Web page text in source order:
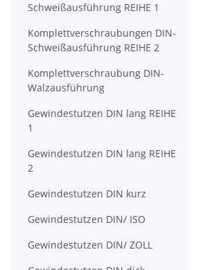
Schweißausführung REIHE 1
Komplettverschraubungen DIN-
Schweißausführung REIHE 2
Komplettverschraubung DIN-
Walzausführung
Gewindestutzen DIN lang REIHE
1
Gewindestutzen DIN lang REIHE
2
Gewindestutzen DIN kurz
Gewindestutzen DIN/ ISO
Gewindestutzen DIN/ ZOLL